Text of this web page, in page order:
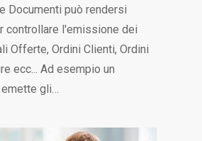
Documenti può rendersi
controllare l'emissione dei
Offerte, Ordini Clienti, Ordini
ecc... Ad esempio un
gli…